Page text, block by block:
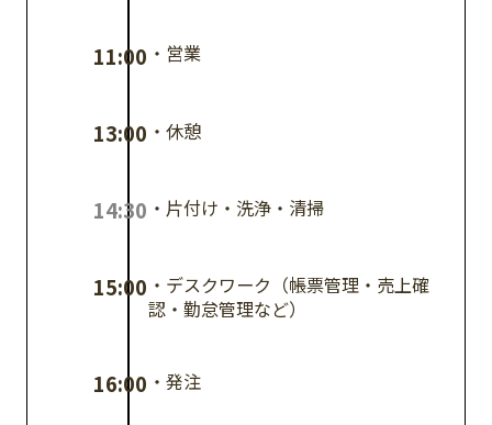
11:00 ・営業
13:00 ・休憩
14:30 ・片付け・洗浄・清掃
15:00 ・デスクワーク（帳票管理・売上確
認・勤怠管理など）
16:00 ・発注